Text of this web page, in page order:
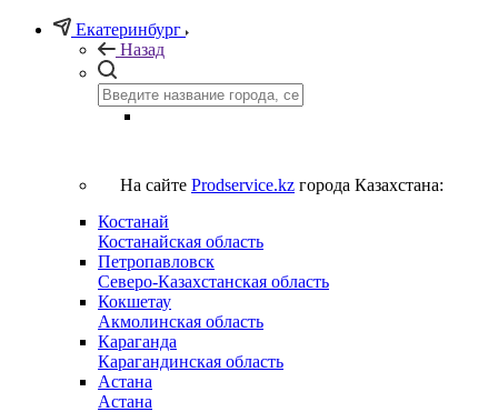
Екатеринбург
Назад
На сайте Prodservice.kz города Казахстана:
Костанай
Костанайская область
Петропавловск
Северо-Казахстанская область
Кокшетау
Акмолинская область
Караганда
Карагандинская область
Астана
Астана